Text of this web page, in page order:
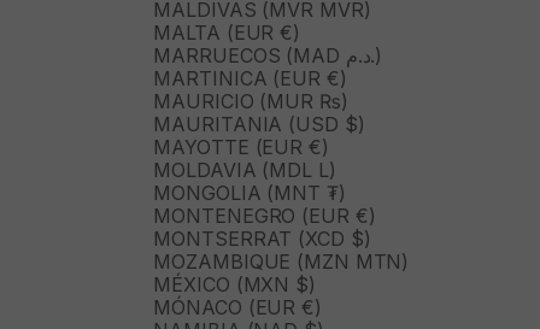
MALDIVAS (MVR MVR)
MALTA (EUR €)
MARRUECOS (MAD د.م.)
MARTINICA (EUR €)
MAURICIO (MUR ₨)
MAURITANIA (USD $)
MAYOTTE (EUR €)
MOLDAVIA (MDL L)
MONGOLIA (MNT ₮)
MONTENEGRO (EUR €)
MONTSERRAT (XCD $)
MOZAMBIQUE (MZN MTN)
MÉXICO (MXN $)
MÓNACO (EUR €)